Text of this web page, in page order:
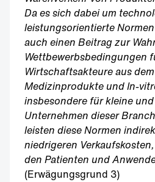
Da es sich dabei um
leistungsorientierte
auch einen Beitrag zur
Wettbewerbsbedingungen
Wirtschaftsakteure aus
Medizinprodukte und In-
insbesondere für kleine
Unternehmen dieser
leisten diese Normen
niedrigeren
den Patienten und
(Erwägungsgrund 3)